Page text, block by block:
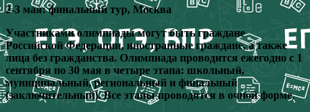
2-3 мая: финальный тур, Москва
Участниками олимпиады могут быть граждане
Российской Федерации, иностранные граждане, а также
лица без гражданства. Олимпиада проводится ежегодно с 1
сентября по 30 мая в четыре этапа: школьный,
муниципальный, региональный и финальный
(заключительный). Все этапы проводятся в очной форме.